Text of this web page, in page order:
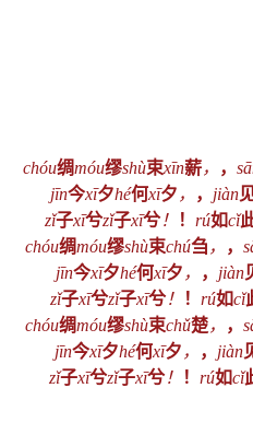
chóu绸móu缪shù束xīn薪， ，
jīn今xī夕hé何xī夕 ， ， jiàn
zǐ子xī兮zǐ子xī兮！ ！ rú如cǐ
chóu绸móu缪shù束chú刍 ， ，
jīn今xī夕hé何xī夕 ， ， jiàn
zǐ子xī兮zǐ子xī兮！ ！ rú如cǐ
chóu绸móu缪shù束chǔ楚， ，
jīn今xī夕hé何xī夕 ， ， jiàn
zǐ子xī兮zǐ子xī兮！ ！ rú如cǐ